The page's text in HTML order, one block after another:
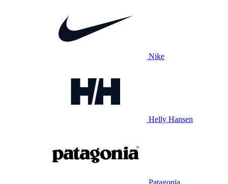
Nike
Helly Hansen
Patagonia